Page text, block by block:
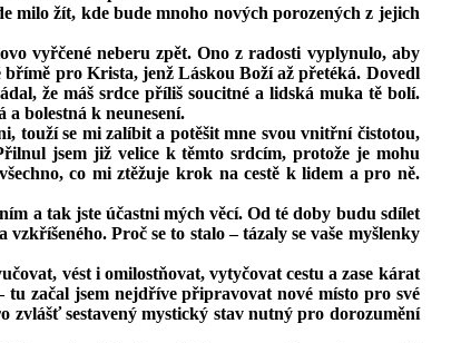
milo žít, kde bude mnoho nových porozených z jejich
vyřčené neberu zpět. Ono z radosti vyplynulo, aby
břímě pro Krista, jenž Láskou Boží až přetéká. Dovedl
že máš srdce příliš soucitné a lidská muka tě bolí.
a bolestná k neunesení.
touží se mi zalíbit a potěšit mne svou vnitřní čistotou,
jsem již velice k těmto srdcím, protože je mohu
co mi ztěžuje krok na cestě k lidem a pro ně.
a tak jste účastni mých věcí. Od té doby budu sdílet
Proč se to stalo – tázaly se vaše myšlenky
vést i omilostňovat, vytyčovat cestu a zase kárat
tu začal jsem nejdříve připravovat nové místo pro své
zvlášť sestavený mystický stav nutný pro dorozumění